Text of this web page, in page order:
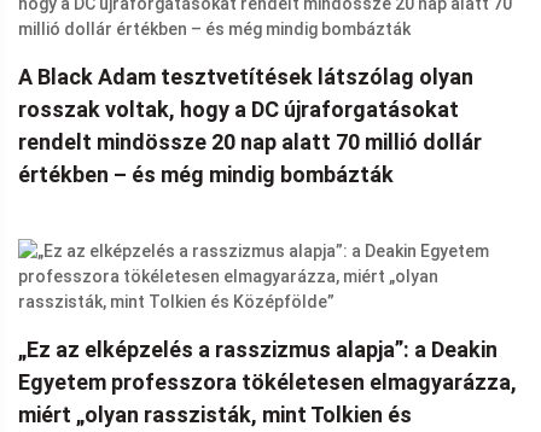
A Black Adam tesztvetítések látszólag olyan
rosszak voltak, hogy a DC újraforgatásokat
rendelt mindössze 20 nap alatt 70 millió dollár
értékben – és még mindig bombázták
„Ez az elképzelés a rasszizmus alapja”: a Deakin
Egyetem professzora tökéletesen elmagyarázza,
miért „olyan rasszisták, mint Tolkien és